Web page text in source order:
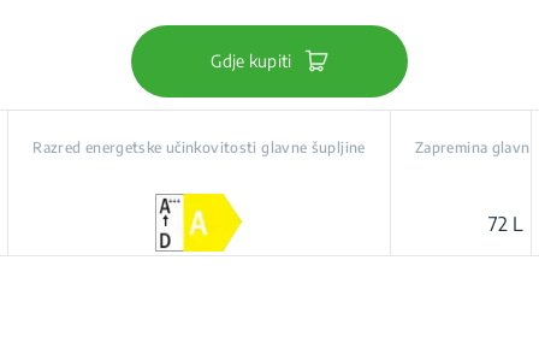
Gdje kupiti
Razred energetske učinkovitosti glavne šupljine Zapremina
72 L